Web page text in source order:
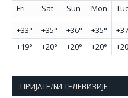
Fri
Sat Sun Mon
+33° +35° +36° +35° +
+19° +20° +20° +20° +
ПРИЈАТЕЉИ ТЕЛЕВИЗИЈЕ